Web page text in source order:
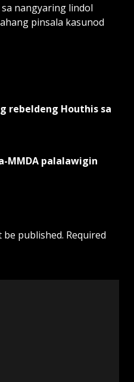
nangyaring lindol
pinsala kasunod
rebeldeng Houthis sa
MMDA palalawigin
be published. Required